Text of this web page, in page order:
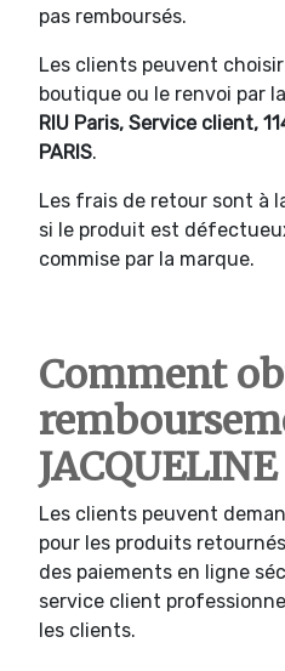
pas remboursés.
Les clients peuvent
boutique ou le renvoi par
RIU Paris, Service client,
PARIS.
Les frais de retour sont à
si le produit est
commise par la marque.
Comment
Les clients peuvent
pour les produits
des paiements en ligne
service client
les clients.